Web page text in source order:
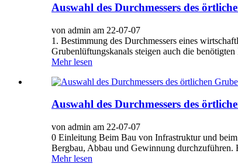
Auswahl des Durchmessers des
von admin am 22-07-07
1. Bestimmung des Durchmessers eines
Grubenlüftungskanals steigen auch die
Mehr lesen
Auswahl des Durchmessers des
von admin am 22-07-07
0 Einleitung Beim Bau von Infrastruktur und
Bergbau, Abbau und Gewinnung durchzuführen.
Mehr lesen